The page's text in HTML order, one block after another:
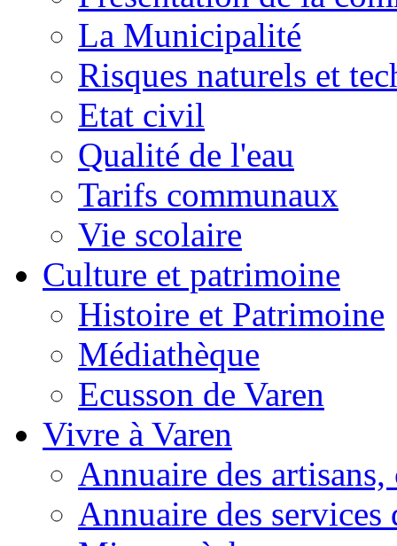
La Municipalité
Risques naturels et
Etat civil
Qualité de l'eau
Tarifs communaux
Vie scolaire
Culture et patrimoine
Histoire et Patrimoine
Médiathèque
Ecusson de Varen
Vivre à Varen
Annuaire des
Annuaire des services